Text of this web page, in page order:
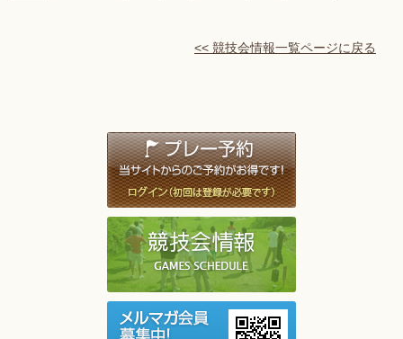
<< 競技会情報一覧ページに戻る